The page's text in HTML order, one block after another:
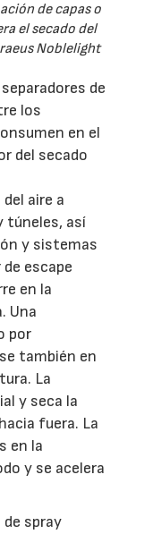
de capas o
el secado del
Noblelight
de
los
en el
del secado
aire a
túneles, así
y sistemas
escape
en la
Una
por
también en
La
y seca la
fuera. La
en la
y se acelera
spray